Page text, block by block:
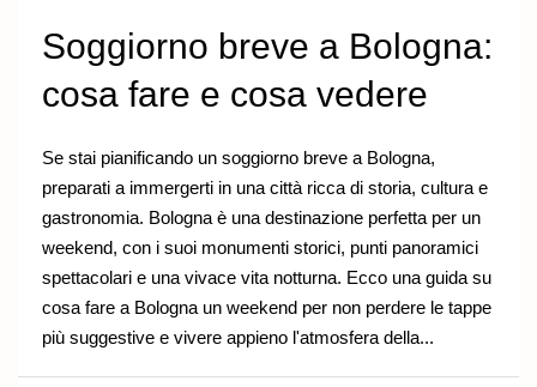
Soggiorno breve a Bologna:
cosa fare e cosa vedere
Se stai pianificando un soggiorno breve a Bologna,
preparati a immergerti in una città ricca di storia, cultura e
gastronomia. Bologna è una destinazione perfetta per un
weekend, con i suoi monumenti storici, punti panoramici
spettacolari e una vivace vita notturna. Ecco una guida su
cosa fare a Bologna un weekend per non perdere le tappe
più suggestive e vivere appieno l'atmosfera della...